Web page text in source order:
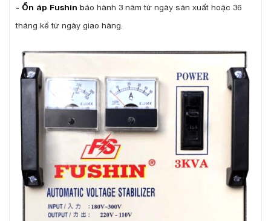
- Ổn áp Fushin bảo hành 3 năm từ ngày sản xuất hoặc 36
tháng kể từ ngày giao hàng.